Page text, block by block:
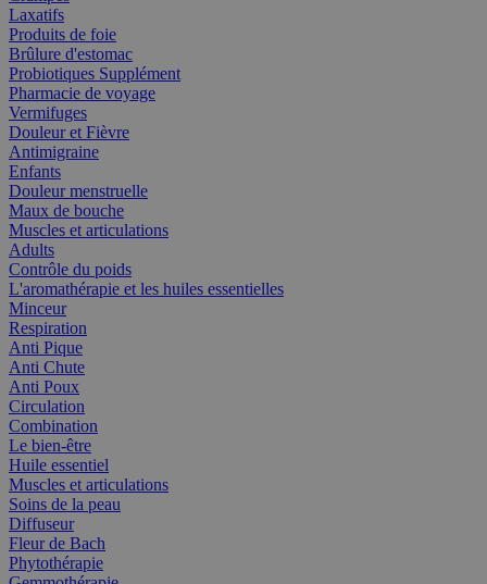
Laxatifs
Produits de foie
Brûlure d'estomac
Probiotiques Supplément
Pharmacie de voyage
Vermifuges
Douleur et Fièvre
Antimigraine
Enfants
Douleur menstruelle
Maux de bouche
Muscles et articulations
Adults
Contrôle du poids
L'aromathérapie et les huiles essentielles
Minceur
Respiration
Anti Pique
Anti Chute
Anti Poux
Circulation
Combination
Le bien-être
Huile essentiel
Muscles et articulations
Soins de la peau
Diffuseur
Fleur de Bach
Phytothérapie